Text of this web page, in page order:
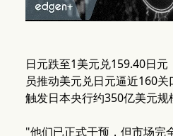
日元跌至1美元兑159.40日
员推动美元兑日元逼近160
触发日本央行约350亿美元规
"他们已正式干预，但市场完